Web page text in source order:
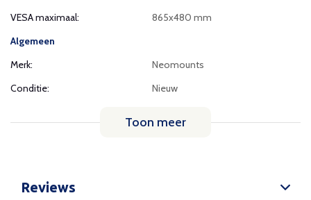
VESA maximaal:
865x480 mm
Algemeen
Merk:
Neomounts
Conditie:
Nieuw
Toon meer
Reviews